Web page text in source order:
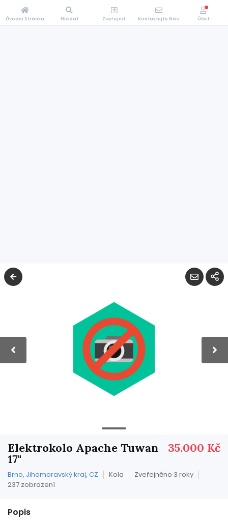
35.000 Kč
Elektrokolo Apache Tuwan
17"
Brno, Jihomoravský kraj, CZ Kola
Zveřejněno 3 roky
237 zobrazení
Popis
Úvodní Stránka Hledat Zveřejnit Kontaktujte Nás Účet